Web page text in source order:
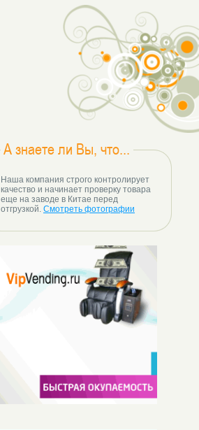
А знаете ли Вы, что...
Наша компания строго контролирует
качество и начинает проверку товара
еще на заводе в Китае перед
отгрузкой. Смотреть фотографии